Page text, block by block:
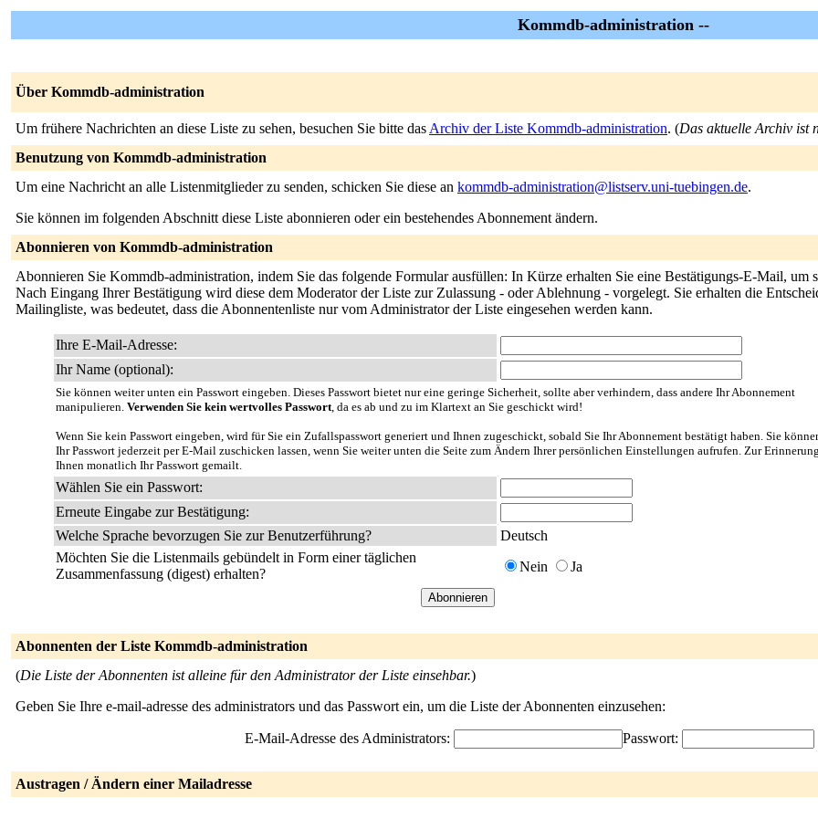
Kommdb-administration --
Über Kommdb-administration
Um frühere Nachrichten an diese Liste zu sehen, besuchen Sie bitte das Archiv der Liste Kommdb-administration. (Das aktuelle Archiv ist
Benutzung von Kommdb-administration
Um eine Nachricht an alle Listenmitglieder zu senden, schicken Sie diese an kommdb-administration@listserv.uni-tuebingen.de.
Sie können im folgenden Abschnitt diese Liste abonnieren oder ein bestehendes Abonnement ändern.
Abonnieren von Kommdb-administration
Abonnieren Sie Kommdb-administration, indem Sie das folgende Formular ausfüllen: In Kürze erhalten Sie eine Bestätigungs-E-Mail, um
Nach Eingang Ihrer Bestätigung wird diese dem Moderator der Liste zur Zulassung - oder Ablehnung - vorgelegt. Sie erhalten die
Mailingliste, was bedeutet, dass die Abonnentenliste nur vom Administrator der Liste eingesehen werden kann.
Ihre E-Mail-Adresse:
Ihr Name (optional):
Sie können weiter unten ein Passwort eingeben. Dieses Passwort bietet nur eine geringe Sicherheit, sollte aber verhindern, dass andere Ihr Abonnement
manipulieren. Verwenden Sie kein wertvolles Passwort, da es ab und zu im Klartext an Sie geschickt wird!
Wenn Sie kein Passwort eingeben, wird für Sie ein Zufallspasswort generiert und Ihnen zugeschickt, sobald Sie Ihr Abonnement bestätigt haben. Sie
Ihr Passwort jederzeit per E-Mail zuschicken lassen, wenn Sie weiter unten die Seite zum Ändern Ihrer persönlichen Einstellungen aufrufen. Zur
Ihnen monatlich Ihr Passwort gemailt.
Wählen Sie ein Passwort:
Erneute Eingabe zur Bestätigung:
Welche Sprache bevorzugen Sie zur Benutzerführung?
Deutsch
Möchten Sie die Listenmails gebündelt in Form einer täglichen
Zusammenfassung (digest) erhalten?
Nein Ja
Abonnenten der Liste Kommdb-administration
(Die Liste der Abonnenten ist alleine für den Administrator der Liste einsehbar.)
Geben Sie Ihre e-mail-adresse des administrators und das Passwort ein, um die Liste der Abonnenten einzusehen:
E-Mail-Adresse des Administrators: Passwort:
Austragen / Ändern einer Mailadresse